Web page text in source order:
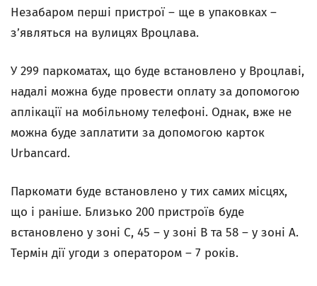
Незабаром перші пристрої – ще в упаковках –
з’являться на вулицях Вроцлава.
У 299 паркоматах, що буде встановлено у Вроцлаві,
надалі можна буде провести оплату за допомогою
аплікації на мобільному телефоні. Однак, вже не
можна буде заплатити за допомогою карток
Urbancard.
Паркомати буде встановлено у тих самих місцях,
що і раніше. Близько 200 пристроїв буде
встановлено у зоні C, 45 – у зоні B та 58 – у зоні A.
Термін дії угоди з оператором – 7 років.